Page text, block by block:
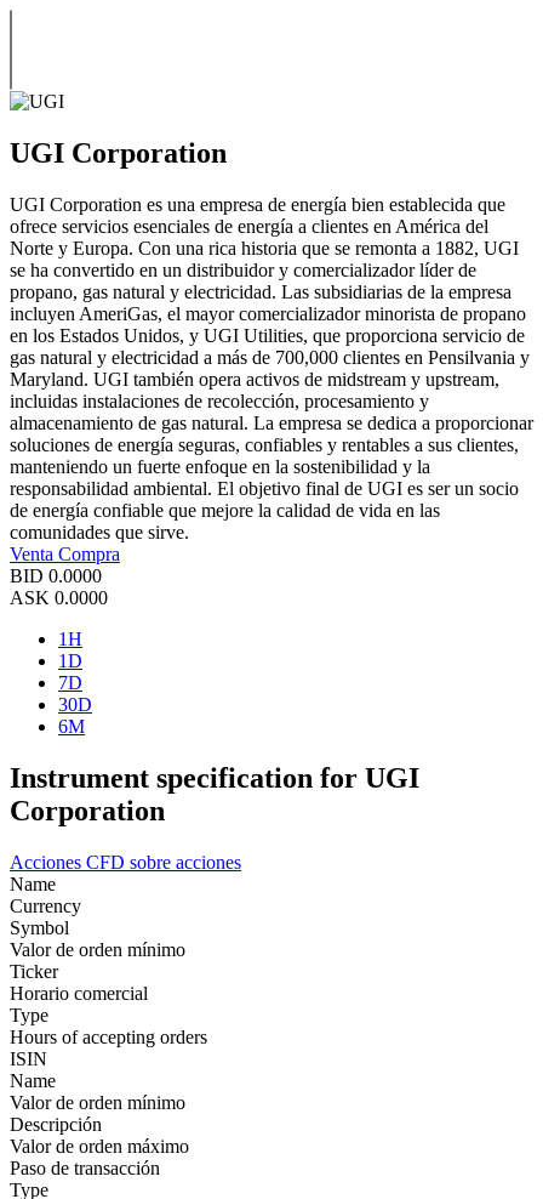
UGI Corporation
UGI Corporation es una empresa de energía bien establecida que
ofrece servicios esenciales de energía a clientes en América del
Norte y Europa. Con una rica historia que se remonta a 1882, UGI
se ha convertido en un distribuidor y comercializador líder de
propano, gas natural y electricidad. Las subsidiarias de la empresa
incluyen AmeriGas, el mayor comercializador minorista de propano
en los Estados Unidos, y UGI Utilities, que proporciona servicio de
gas natural y electricidad a más de 700,000 clientes en Pensilvania y
Maryland. UGI también opera activos de midstream y upstream,
incluidas instalaciones de recolección, procesamiento y
almacenamiento de gas natural. La empresa se dedica a proporcionar
soluciones de energía seguras, confiables y rentables a sus clientes,
manteniendo un fuerte enfoque en la sostenibilidad y la
responsabilidad ambiental. El objetivo final de UGI es ser un socio
de energía confiable que mejore la calidad de vida en las
comunidades que sirve.
Venta Compra
BID 0.0000
ASK 0.0000
1H
1D
7D
30D
6M
Instrument specification for UGI
Corporation
Acciones CFD sobre acciones
Name
Currency
Symbol
Valor de orden mínimo
Ticker
Horario comercial
Type
Hours of accepting orders
ISIN
Name
Valor de orden mínimo
Descripción
Valor de orden máximo
Paso de transacción
Type